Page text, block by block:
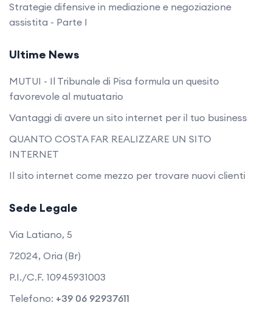
Strategie difensive in mediazione e negoziazione
assistita - Parte I
Ultime News
MUTUI - Il Tribunale di Pisa formula un quesito
favorevole al mutuatario
Vantaggi di avere un sito internet per il tuo business
QUANTO COSTA FAR REALIZZARE UN SITO
INTERNET
Il sito internet come mezzo per trovare nuovi clienti
Sede Legale
Via Latiano, 5
72024, Oria (Br)
P.I./C.F. 10945931003
Telefono: +39 06 92937611